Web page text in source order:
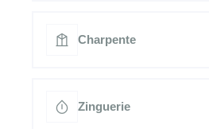
Charpente
Zinguerie